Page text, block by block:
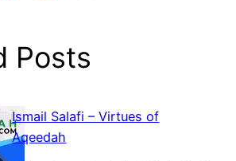
Posts
Ismail Salafi – Virtues of
Aqeedah